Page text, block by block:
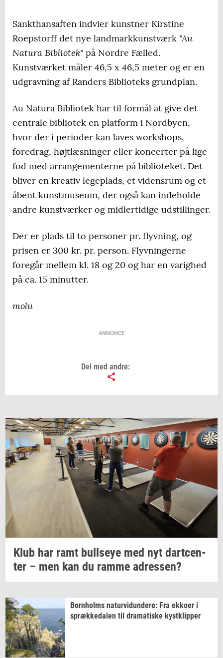
Sankthansaften indvier kunstner Kirstine
Roepstorff det nye landmarkkunstværk "Au
Natura Bibliotek" på Nordre Fælled.
Kunstværket måler 46,5 x 46,5 meter og er en
udgravning af Randers Biblioteks grundplan.
Au Natura Bibliotek har til formål at give det
centrale bibliotek en platform i Nordbyen,
hvor der i perioder kan laves workshops,
foredrag, højtlæsninger eller koncerter på lige
fod med arrangementerne på biblioteket. Det
bliver en kreativ legeplads, et vidensrum og et
åbent kunstmuseum, der også kan indeholde
andre kunstværker og midlertidige udstillinger.
Der er plads til to personer pr. flyvning, og
prisen er 300 kr. pr. person. Flyvningerne
foregår mellem kl. 18 og 20 og har en varighed
på ca. 15 minutter.
molu
ANNONCE
Del med andre:
Klub har ramt bull­seye med nyt dart­cen­
ter – men kan du ramme adres­sen?
Born­holms na­tur­vi­dun­de­re: Fra ek­ko­er i
spræk­ke­da­len til dra­ma­ti­ske kyst­klip­per